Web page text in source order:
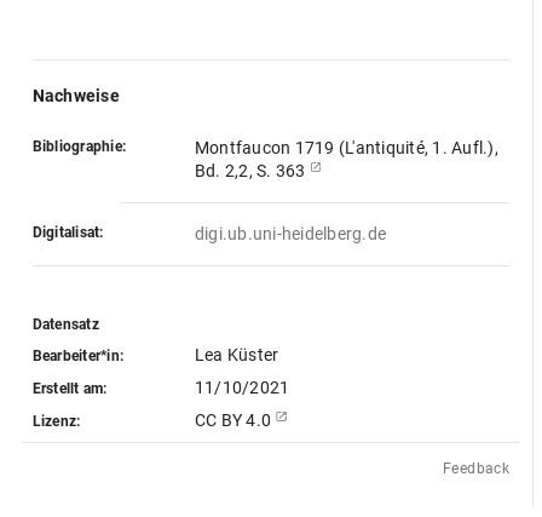
Nachweise
Bibliographie:
Montfaucon 1719 (L'antiquité, 1. Aufl.),
Bd. 2,2, S. 363
Digitalisat: digi.ub.uni-heidelberg.de
Datensatz
Bearbeiter*in:
Lea Küster
Erstellt am: 11/10/2021
Lizenz: CC BY 4.0
Feedback